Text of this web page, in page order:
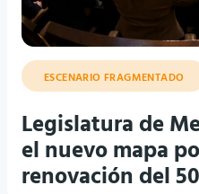
ESCENARIO FRAGMENTADO
Legislatura de
el nuevo mapa
renovación del